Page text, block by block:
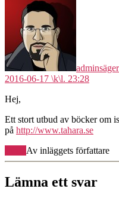
admin
2016-06-17 \k\l. 23:28
Hej,
Ett stort utbud av böcker om
på http://www.tahara.se
Av inläggets författare
Lämna ett svar